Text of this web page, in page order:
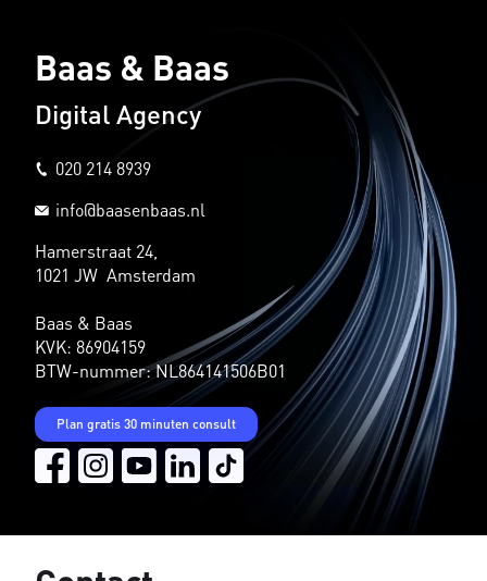
Baas & Baas
Digital Agency
020 214 8939
info@baasenbaas.nl
Hamerstraat 24,
1021 JW Amsterdam
Baas & Baas
KVK: 86904159
BTW-nummer: NL864141506B01
Plan gratis 30 minuten consult